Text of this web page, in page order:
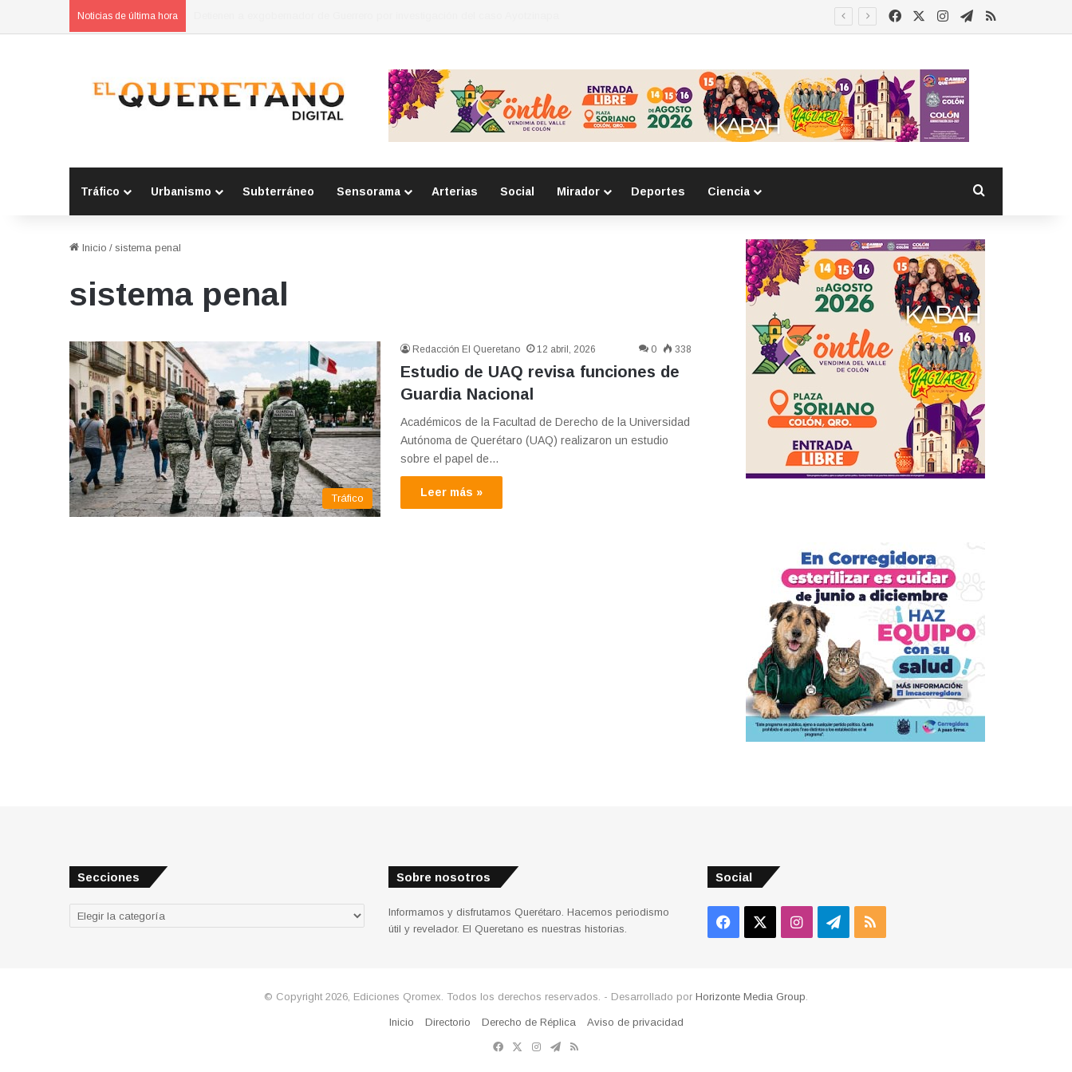
Noticias de última hora FacebookInstagram
Telegram
RSS
Tráfico Urbanismo Subterráneo Sensorama Arterias Social Mirador Deportes Ciencia
Inicio / sistema penal
sistema penal
Tráfico
Redacción El Queretano 12 abril, 2026 0 338
Estudio de UAQ revisa funciones de
Guardia Nacional
Académicos de la Facultad de Derecho de la Universidad
Autónoma de Querétaro (UAQ) realizaron un estudio
sobre el papel de…
Leer más »
Secciones
Secciones
Sobre nosotros
Informamos y disfrutamos Querétaro. Hacemos periodismo
útil y revelador. El Queretano es nuestras historias.
Social
Facebook InstagramTelegram
RSS
© Copyright 2026, Ediciones Qromex. Todos los derechos reservados. - Desarrollado por Horizonte Media Group.
Inicio Directorio Derecho de Réplica
Aviso de privacidad
Facebook
X Instagram
Telegram
RSS